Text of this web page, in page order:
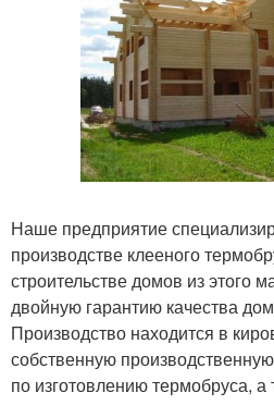
Наше предприятие
производстве клееного
строительстве домов из этого
двойную гарантию качества
Производство находится в
собственную
по изготовлению термобруса,